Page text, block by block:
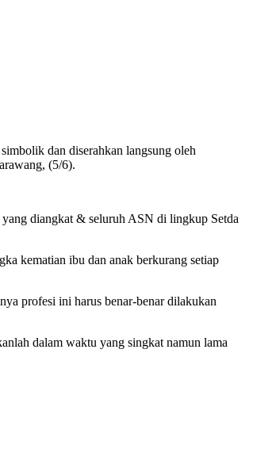
dan diserahkan langsung oleh
(5/6).
diangkat & seluruh ASN di lingkup Setda
kematian ibu dan anak berkurang setiap
profesi ini harus benar-benar dilakukan
dalam waktu yang singkat namun lama